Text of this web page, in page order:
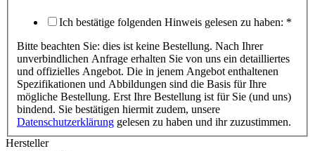
Ich bestätige folgenden Hinweis gelesen zu haben: *
Bitte beachten Sie: dies ist keine Bestellung. Nach Ihrer
unverbindlichen Anfrage erhalten Sie von uns ein detailliertes
und offizielles Angebot. Die in jenem Angebot enthaltenen
Spezifikationen und Abbildungen sind die Basis für Ihre
mögliche Bestellung. Erst Ihre Bestellung ist für Sie (und uns)
bindend. Sie bestätigen hiermit zudem, unsere
Datenschutzerklärung gelesen zu haben und ihr zuzustimmen.
Hersteller